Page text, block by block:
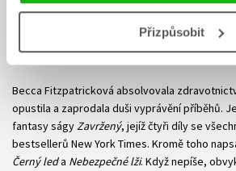
Přizpůsobit
Becca Fitzpatricková
Becca Fitzpatricková absolvovala
opustila a zaprodala duši vyprávění příběhů.
fantasy ságyZavržený, jejíž čtyři díly se
bestsellerů New York Times. Kromě toho
Černý leda Nebezpečné lži. Když nepíše,